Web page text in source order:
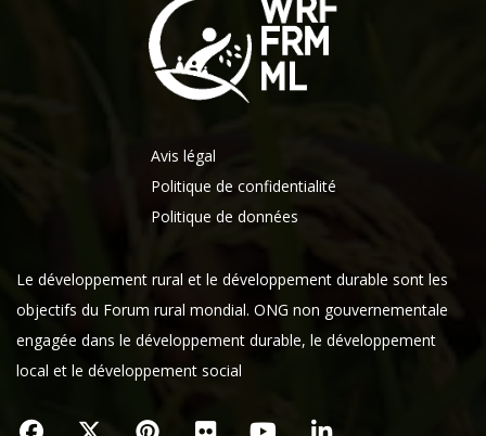
Avis légal
Politique de confidentialité
Politique de données
Le développement rural et le développement durable sont les
objectifs du Forum rural mondial. ONG non gouvernementale
engagée dans le développement durable, le développement
local et le développement social